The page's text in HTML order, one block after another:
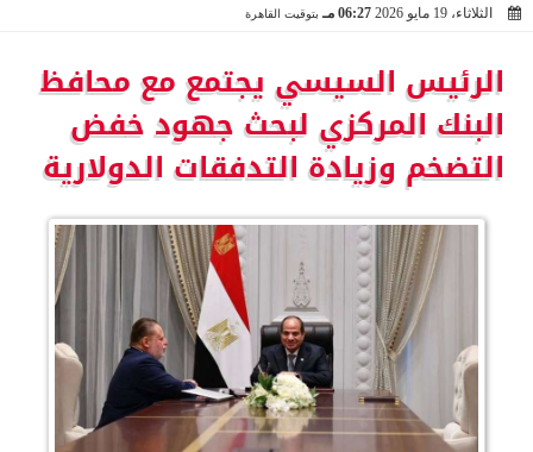
الثلاثاء، 19 مايو 2026
06:27 مـ بتوقيت القاهرة
الرئيس السيسي يجتمع مع محافظ
البنك المركزي لبحث جهود خفض
التضخم وزيادة التدفقات الدولارية